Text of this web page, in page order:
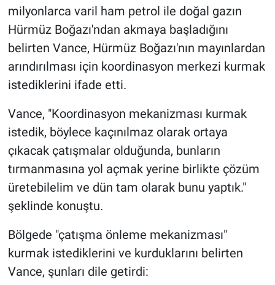
milyonlarca varil ham petrol ile doğal gazın
Hürmüz Boğazı'ndan akmaya başladığını
belirten Vance, Hürmüz Boğazı'nın mayınlardan
arındırılması için koordinasyon merkezi kurmak
istediklerini ifade etti.
Vance, "Koordinasyon mekanizması kurmak
istedik, böylece kaçınılmaz olarak ortaya
çıkacak çatışmalar olduğunda, bunların
tırmanmasına yol açmak yerine birlikte çözüm
üretebilelim ve dün tam olarak bunu yaptık."
şeklinde konuştu.
Bölgede "çatışma önleme mekanizması"
kurmak istediklerini ve kurduklarını belirten
Vance, şunları dile getirdi: